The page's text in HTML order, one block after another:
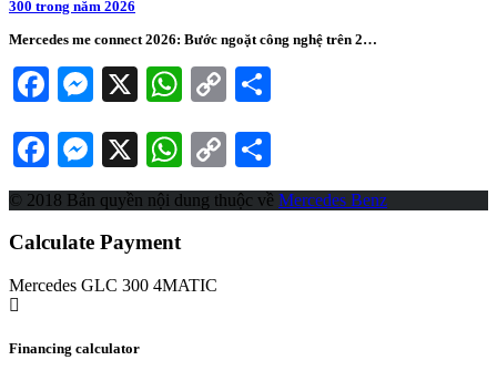
Mercedes me connect 2026: Bước ngoặt công nghệ trên 2…
Facebook
Messenger
X WhatsApp
Copy
Facebook
Messenger
X WhatsApp
Copy
Link
© 2018 Bản quyền nội dung thuộc về Mercedes Benz
Calculate Payment
Mercedes GLC 300 4MATIC
Financing calculator